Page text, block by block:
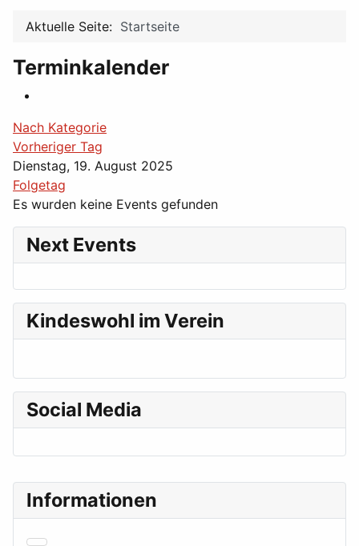
Informationen
Aktuelle Seite: Startseite
Terminkalender
Nach Kategorie
Vorheriger Tag
Dienstag, 19. August 2025
Folgetag
Es wurden keine Events gefunden
Next Events
Kindeswohl im Verein
Social Media